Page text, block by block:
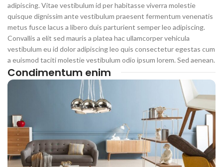
adipiscing. Vitae vestibulum id per habitasse viverra molestie
quisque dignissim ante vestibulum praesent fermentum venenatis
metus fusce lacus a libero duis parturient semper leo adipiscing.
Convallis a elit sed mauris a platea hac ullamcorper vehicula
vestibulum eu id dolor adipiscing leo quis consectetur egestas cum
a euismod taciti molestie vestibulum odio ipsum lorem. Sed aenean.
Condimentum enim